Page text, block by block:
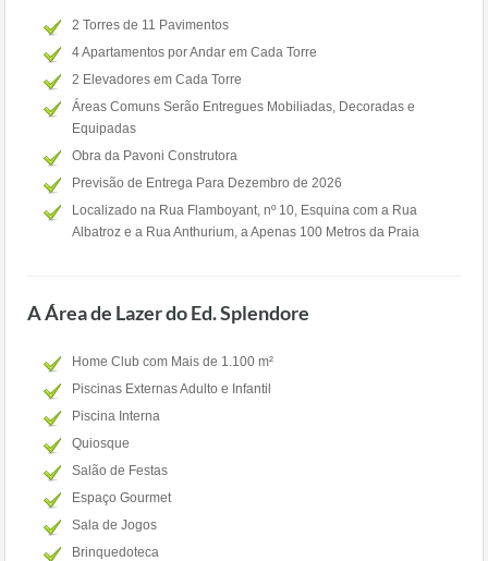
2 Torres de 11 Pavimentos
4 Apartamentos por Andar em Cada Torre
2 Elevadores em Cada Torre
Áreas Comuns Serão Entregues Mobiliadas, Decoradas e
Equipadas
Obra da Pavoni Construtora
Previsão de Entrega Para Dezembro de 2026
Localizado na Rua Flamboyant, nº 10, Esquina com a Rua
Albatroz e a Rua Anthurium, a Apenas 100 Metros da Praia
A Área de Lazer do Ed. Splendore
Home Club com Mais de 1.100 m²
Piscinas Externas Adulto e Infantil
Piscina Interna
Quiosque
Salão de Festas
Espaço Gourmet
Sala de Jogos
Brinquedoteca